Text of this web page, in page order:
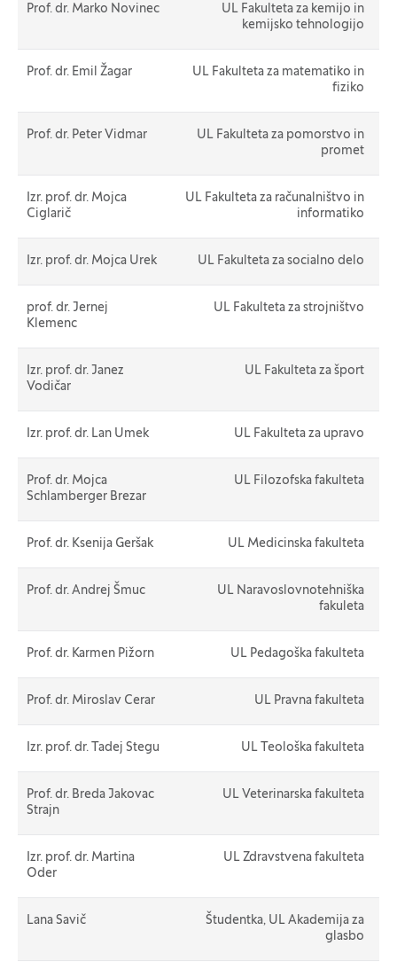
Prof. dr. Marko Novinec
UL Fakulteta za kemijo in
kemijsko tehnologijo
Prof. dr. Emil Žagar
UL Fakulteta za matematiko in
fiziko
Prof. dr. Peter Vidmar
UL Fakulteta za pomorstvo in
promet
Izr. prof. dr. Mojca
Ciglarič
UL Fakulteta za računalništvo in
informatiko
Izr. prof. dr. Mojca Urek UL Fakulteta za socialno delo
prof. dr. Jernej
Klemenc
UL Fakulteta za strojništvo
Izr. prof. dr. Janez
Vodičar
UL Fakulteta za šport
Izr. prof. dr. Lan Umek UL Fakulteta za upravo
Prof. dr. Mojca
Schlamberger Brezar
UL Filozofska fakulteta
Prof. dr. Ksenija Geršak UL Medicinska fakulteta
Prof. dr. Andrej Šmuc
UL Naravoslovnotehniška
fakuleta
Prof. dr. Karmen Pižorn UL Pedagoška fakulteta
Prof. dr. Miroslav Cerar UL Pravna fakulteta
Izr. prof. dr. Tadej Stegu UL Teološka fakulteta
Prof. dr. Breda Jakovac
Strajn
UL Veterinarska fakulteta
Izr. prof. dr. Martina
Oder
UL Zdravstvena fakulteta
Lana Savič
Študentka, UL Akademija za
glasbo